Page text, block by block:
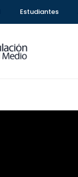
Estudiantes